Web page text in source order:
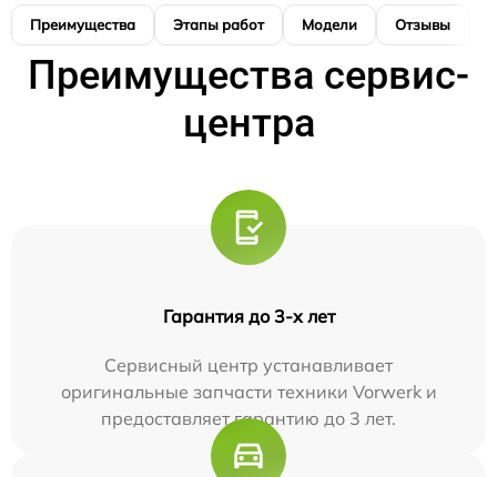
Преимущества Этапы работ Модели Отзывы
Преимущества сервис-
центра
Гарантия до 3-х лет
Сервисный центр устанавливает
оригинальные запчасти техники Vorwerk и
предоставляет гарантию до 3 лет.